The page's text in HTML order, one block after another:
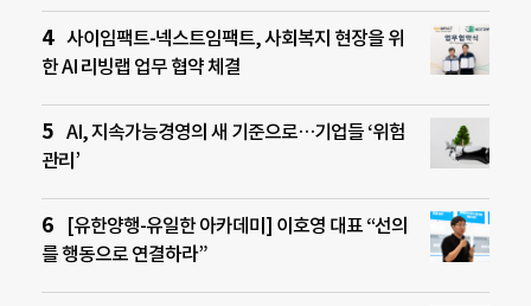
사이임팩트-넥스트임팩트, 사회복지 현장을 위
한 AI 리빙랩 업무 협약 체결
AI, 지속가능경영의 새 기준으로…기업들 ‘위험
관리’
[유한양행-유일한 아카데미] 이호영 대표 “선의
를 행동으로 연결하라”